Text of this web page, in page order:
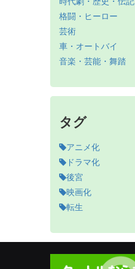
格闘・ヒーロー
芸術
車・オートバイ
音楽・芸能・舞踏
タグ
アニメ化
ドラマ化
後宮
映画化
転生